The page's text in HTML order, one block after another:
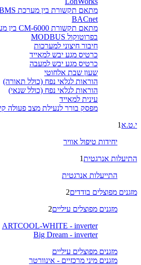
BACnet
בפרוטוקול MODBUS
חיבור חיצוני למערכות
כרטיס מגע יבש למאייד
כרטיס מגע יבש למעבה
שעון שבת אלחוטי
הוראות לגלאי נפח (כולל תאורה)
הוראות לגלאי נפח (כולל שנאי)
עינית למאייד
מפסק בורר לנעילת מצב פעולה
י.ט.א 1
יחידות טיפול אוויר
התיעלות אנרגטית1
התייעלות אנרגטית
מזגנים מפוצלים בודדים2
מזגנים מפוצלים עיליים2
ARTCOOL-WHITE - inverter
Big Dream - inverter
מזגנים מפוצלים עיליים
מזגנים מיני מרכזיים - אינוורטר